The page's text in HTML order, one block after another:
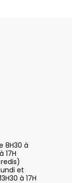
8H30 à
17H
et
à 17H